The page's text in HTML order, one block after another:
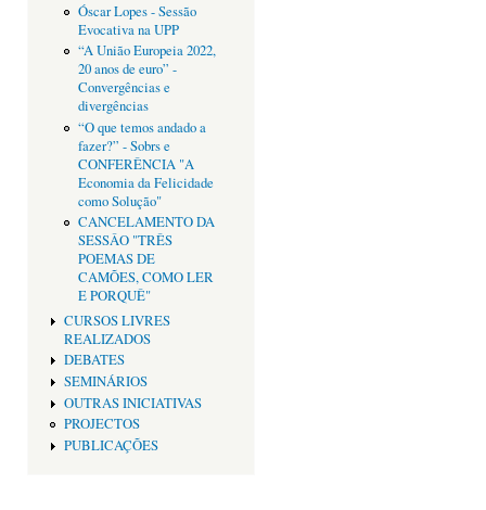
Óscar Lopes - Sessão
Evocativa na UPP
“A União Europeia 2022,
20 anos de euro” -
Convergências e
divergências
“O que temos andado a
fazer?” - Sobrs e
CONFERÊNCIA "A
Economia da Felicidade
como Solução"
CANCELAMENTO DA
SESSÂO "TRÊS
POEMAS DE
CAMÕES, COMO LER
E PORQUÊ"
CURSOS LIVRES
REALIZADOS
DEBATES
SEMINÁRIOS
OUTRAS INICIATIVAS
PROJECTOS
PUBLICAÇÕES